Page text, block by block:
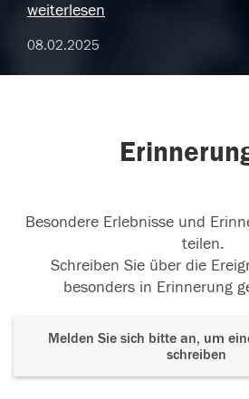
weiterlesen
08.02.2025
Besondere Erlebnisse und
teilen.
Schreiben Sie über die
besonders in Erinnerung
Melden Sie sich bitte an, um
schreiben